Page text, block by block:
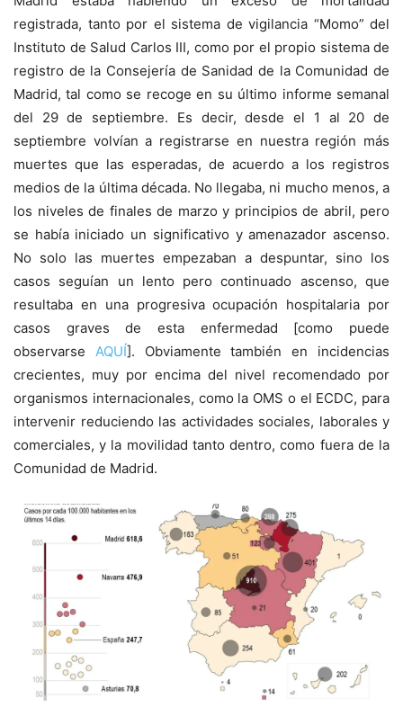
registrada, tanto por el sistema de vigilancia “Momo” del
Instituto de Salud Carlos III, como por el propio sistema de
registro de la Consejería de Sanidad de la Comunidad de
Madrid, tal como se recoge en su último informe semanal
del 29 de septiembre. Es decir, desde el 1 al 20 de
septiembre volvían a registrarse en nuestra región más
muertes que las esperadas, de acuerdo a los registros
medios de la última década. No llegaba, ni mucho menos, a
los niveles de finales de marzo y principios de abril, pero
se había iniciado un significativo y amenazador ascenso.
No solo las muertes empezaban a despuntar, sino los
casos seguían un lento pero continuado ascenso, que
resultaba en una progresiva ocupación hospitalaria por
casos graves de esta enfermedad [como puede
observarse AQUÍ]. Obviamente también en incidencias
crecientes, muy por encima del nivel recomendado por
organismos internacionales, como la OMS o el ECDC, para
intervenir reduciendo las actividades sociales, laborales y
comerciales, y la movilidad tanto dentro, como fuera de la
Comunidad de Madrid.